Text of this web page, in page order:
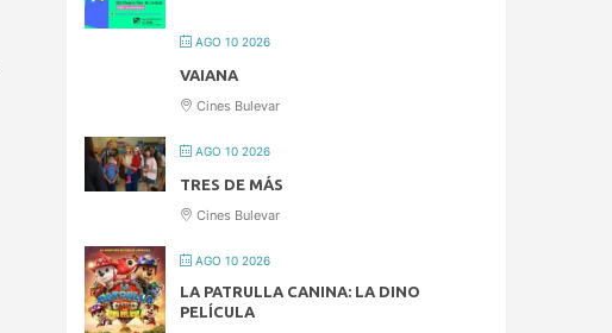
AGO 10 2026
VAIANA
Cines Bulevar
AGO 10 2026
TRES DE MÁS
Cines Bulevar
AGO 10 2026
LA PATRULLA CANINA: LA DINO
PELÍCULA